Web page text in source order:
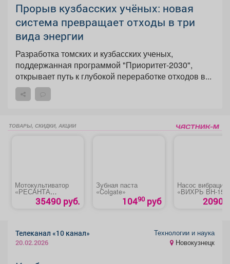
Прорыв кузбасских учёных: новая
система превращает отходы в три
вида энергии
Разработка томских и кузбасских ученых,
поддержанная программой "Приоритет-2030",
открывает путь к глубокой переработке отходов в...
ТОВАРЫ, СКИДКИ, АКЦИИ
Мотокультиватор
«РЕСАНТА
БМК-7,0»35490 руб.
Зубная паста
«Colgate»
10490 руб
Насос
«ВИХРЬ ВН-
2090
Телеканал «10 канал»
20.02.2026
Технологии и наука
Новокузнецк